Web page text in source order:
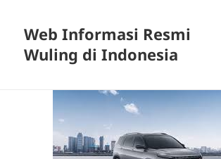
Web Informasi Resmi
Wuling di Indonesia